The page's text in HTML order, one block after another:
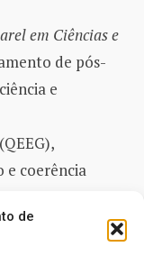
de
em Ciências e
de pós-
e
e coerência
de vários